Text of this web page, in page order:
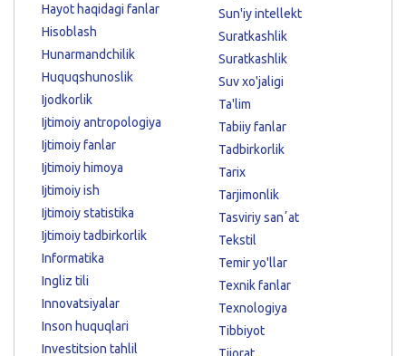
Hayot haqidagi fanlar
Hisoblash
Hunarmandchilik
Huquqshunoslik
Ijodkorlik
Ijtimoiy antropologiya
Ijtimoiy fanlar
Ijtimoiy himoya
Ijtimoiy ish
Ijtimoiy statistika
Ijtimoiy tadbirkorlik
Informatika
Ingliz tili
Innovatsiyalar
Inson huquqlari
Investitsion tahlil
Sun'iy intellekt
Suratkashlik
Suratkashlik
Suv xo'jaligi
Ta'lim
Tabiiy fanlar
Tadbirkorlik
Tarix
Tarjimonlik
Tasviriy sanʼat
Tekstil
Temir yo'llar
Texnik fanlar
Texnologiya
Tibbiyot